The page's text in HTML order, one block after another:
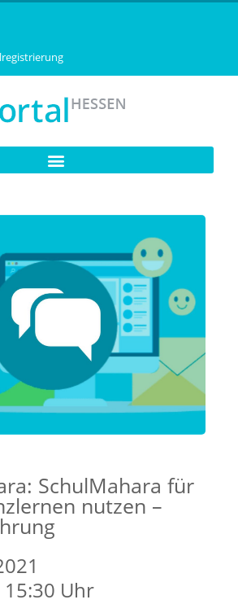
SchulMahara für
nutzen –
15:30 Uhr